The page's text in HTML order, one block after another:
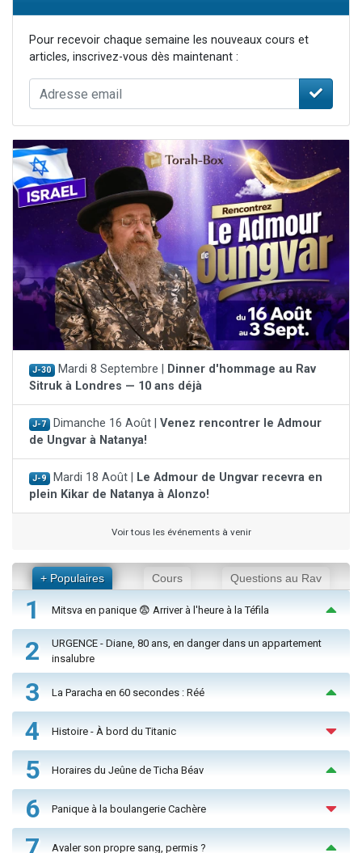
Pour recevoir chaque semaine les nouveaux cours et
articles, inscrivez-vous dès maintenant :
J-30 Mardi 8 Septembre |
Dinner d'hommage au Rav
Sitruk à Londres — 10 ans déjà
J-7 Dimanche 16 Août | Venez rencontrer le Admour
de Ungvar à Natanya!
J-9 Mardi 18 Août |
Le Admour de Ungvar recevra en
plein Kikar de Natanya à Alonzo!
Voir tous les événements à venir
+ Populaires Cours Questions au Rav
1 Mitsva en panique 😨 Arriver à l'heure à la Téfila
2
URGENCE - Diane, 80 ans, en danger dans un appartement
insalubre
3 La Paracha en 60 secondes : Réé
4 Histoire - À bord du Titanic
5 Horaires du Jeûne de Ticha Béav
6 Panique à la boulangerie Cachère
Avaler son propre sang, permis ?